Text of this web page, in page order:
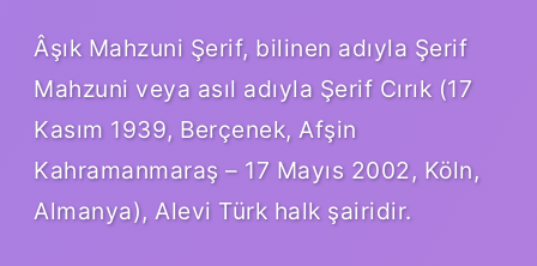
Âşık Mahzuni Şerif, bilinen adıyla Şerif
Mahzuni veya asıl adıyla Şerif Cırık (17
Kasım 1939, Berçenek, Afşin
Kahramanmaraş – 17 Mayıs 2002, Köln,
Almanya), Alevi Türk halk şairidir.